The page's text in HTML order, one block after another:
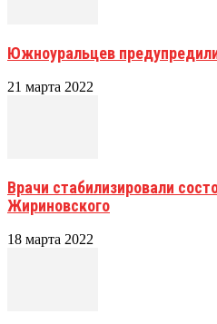
Южноуральцев
21 марта 2022
Врачи стабилизировали
Жириновского
18 марта 2022